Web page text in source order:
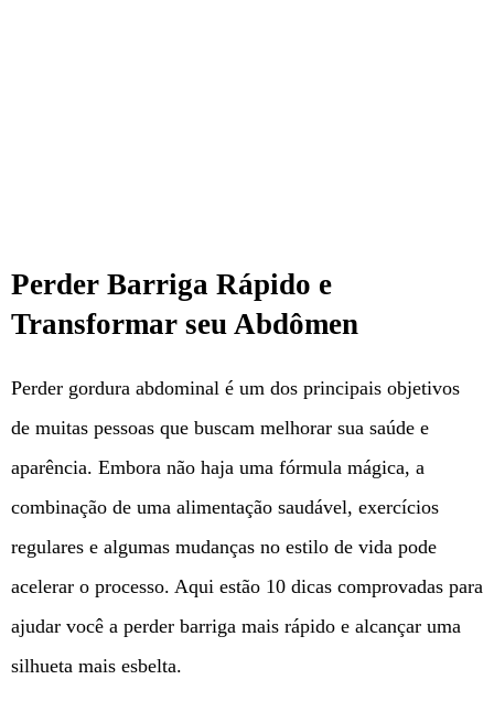
Perder Barriga Rápido e
Transformar seu Abdômen
Perder gordura abdominal é um dos principais objetivos
de muitas pessoas que buscam melhorar sua saúde e
aparência. Embora não haja uma fórmula mágica, a
combinação de uma alimentação saudável, exercícios
regulares e algumas mudanças no estilo de vida pode
acelerar o processo. Aqui estão 10 dicas comprovadas para
ajudar você a perder barriga mais rápido e alcançar uma
silhueta mais esbelta.